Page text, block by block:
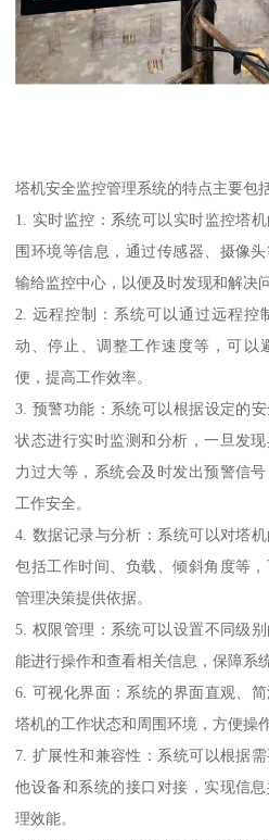
塔机安全监控管理系统的特点主要包
1. 实时监控：系统可以实时监控塔
围环境等信息，通过传感器、摄像
输给监控中心，以便及时发现和解决
2. 远程控制：系统可以通过远程控
动、停止、调整工作速度等，可以
便，提高工作效率。
3. 预警功能：系统可以根据设定的
状态进行实时监测和分析，一旦发
力过大等，系统会及时发出预警信
工作安全。
4. 数据记录与分析：系统可以对塔
包括工作时间、负载、倾斜角度等
管理决策提供依据。
5. 权限管理：系统可以设置不同级
能进行操作和查看相关信息，保障系
6. 可视化界面：系统的界面直观、
塔机的工作状态和周围环境，方便操
7. 扩展性和兼容性：系统可以根据
他设备和系统的接口对接，实现信
理效能。